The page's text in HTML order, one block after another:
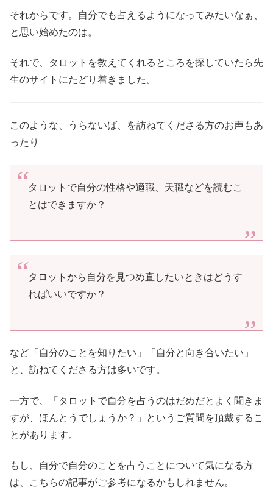
それからです。自分でも占えるようになってみたいなぁ、
と思い始めたのは。
それで、タロットを教えてくれるところを探していたら先
生のサイトにたどり着きました。
このような、うらないば、を訪ねてくださる方のお声もあ
ったり
タロットで自分の性格や適職、天職などを読むこ
とはできますか？
タロットから自分を見つめ直したいときはどうす
ればいいですか？
など「自分のことを知りたい」「自分と向き合いたい」
と、訪ねてくださる方は多いです。
一方で、「タロットで自分を占うのはだめだとよく聞きま
すが、ほんとうでしょうか？」というご質問を頂戴するこ
とがあります。
もし、自分で自分のことを占うことについて気になる方
は、こちらの記事がご参考になるかもしれません。